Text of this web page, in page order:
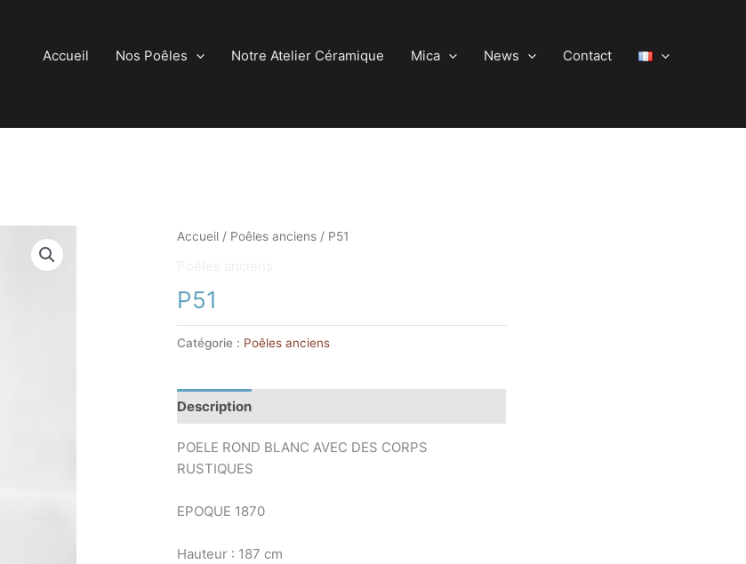
Accueil Nos Poêles Notre Atelier Céramique Mica News Contact
Accueil / Poêles anciens / P51
P51
Catégorie : Poêles anciens
Description
POELE ROND BLANC AVEC DES CORPS
RUSTIQUES
EPOQUE 1870
Hauteur : 187 cm